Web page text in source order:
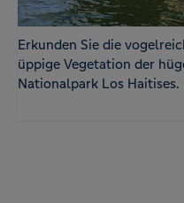
Erkunden Sie die
üppige Vegetation der
Nationalpark Los Haitises.